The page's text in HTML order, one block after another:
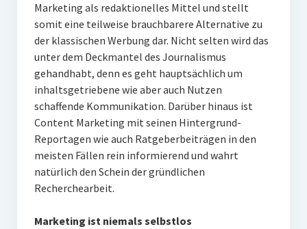
Marketing als redaktionelles Mittel und stellt
somit eine teilweise brauchbarere Alternative zu
der klassischen Werbung dar. Nicht selten wird das
unter dem Deckmantel des Journalismus
gehandhabt, denn es geht hauptsächlich um
inhaltsgetriebene wie aber auch Nutzen
schaffende Kommunikation. Darüber hinaus ist
Content Marketing mit seinen Hintergrund-
Reportagen wie auch Ratgeberbeiträgen in den
meisten Fällen rein informierend und wahrt
natürlich den Schein der gründlichen
Recherchearbeit.
Marketing ist niemals selbstlos